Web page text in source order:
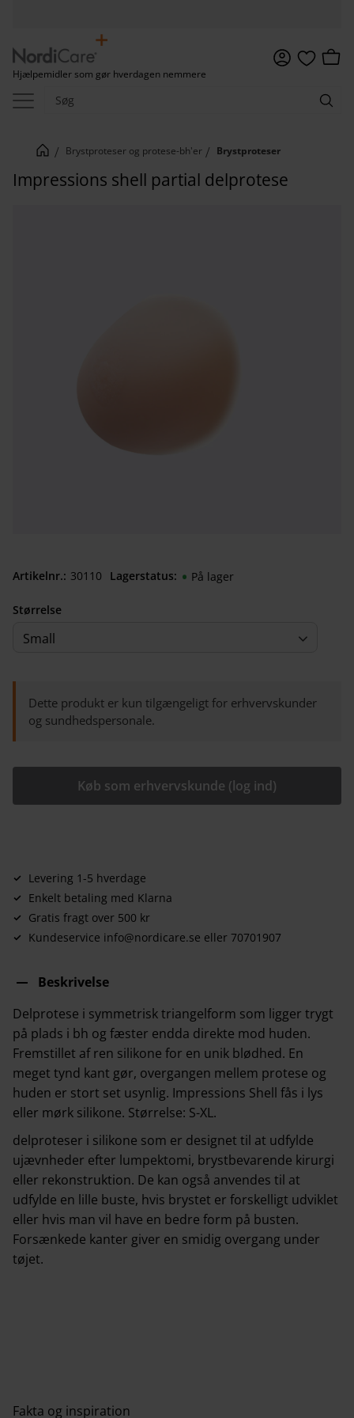
Hjælpemidler som gør hverdagen nemmere
Favoritter
Brystproteser og protese-bh'er Brystproteser
Impressions shell partial delprotese
Størrelse
Small
Dette produkt er kun tilgængeligt for erhvervskunder
og sundhedspersonale.
Køb som erhvervskunde (log ind)
Levering 1-5 hverdage
Enkelt betaling med Klarna
Gratis fragt over 500 kr
Kundeservice info@nordicare.se eller 70701907
Lagerstatus På lager
Artikelnr. 301100840
Beskrivelse
Delprotese i symmetrisk triangelform som ligger trygt
på plads i bh og fæster endda direkte mod huden.
Fremstillet af ren silikone for en unik blødhed. En
meget tynd kant gør, overgangen mellem protese og
huden er stort set usynlig. Impressions Shell fås i lys
eller mørk silikone. Størrelse: S-XL.
delproteser i silikone som er designet til at udfylde
ujævnheder efter lumpektomi, brystbevarende kirurgi
eller rekonstruktion. De kan også anvendes til at
udfylde en lille buste, hvis brystet er forskelligt udviklet
eller hvis man vil have en bedre form på busten.
Forsænkede kanter giver en smidig overgang under
tøjet.
Fakta og inspiration